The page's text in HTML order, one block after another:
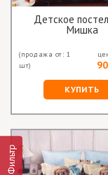
Фильтр
Детское
Мишка
(продажа от: 1
шт)
КУПИТЬ